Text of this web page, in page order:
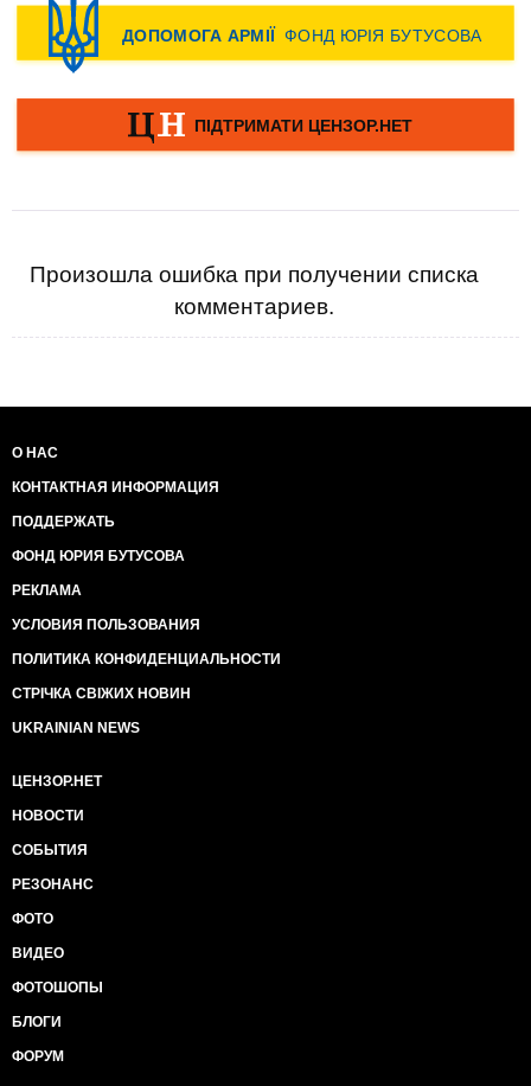
Произошла ошибка при получении списка
комментариев.
О НАС
КОНТАКТНАЯ ИНФОРМАЦИЯ
ПОДДЕРЖАТЬ
ФОНД ЮРИЯ БУТУСОВА
РЕКЛАМА
УСЛОВИЯ ПОЛЬЗОВАНИЯ
ПОЛИТИКА КОНФИДЕНЦИАЛЬНОСТИ
СТРІЧКА СВІЖИХ НОВИН
UKRAINIAN NEWS
ЦЕНЗОР.НЕТ
НОВОСТИ
СОБЫТИЯ
РЕЗОНАНС
ФОТО
ВИДЕО
ФОТОШОПЫ
БЛОГИ
ФОРУМ